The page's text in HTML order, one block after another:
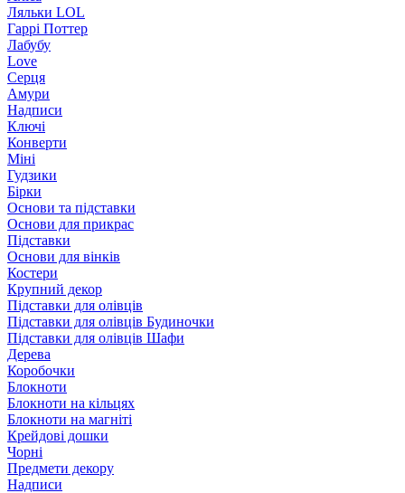
Ляльки LOL
Гаррі Поттер
Лабубу
Love
Серця
Амури
Надписи
Ключі
Конверти
Міні
Гудзики
Бірки
Основи та підставки
Основи для прикрас
Підставки
Основи для вінків
Костери
Крупний декор
Підставки для олівців
Підставки для олівців Будиночки
Підставки для олівців Шафи
Дерева
Коробочки
Блокноти
Блокноти на кільцях
Блокноти на магніті
Крейдові дошки
Чорні
Предмети декору
Надписи